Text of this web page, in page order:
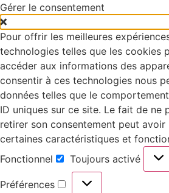
Gérer le consentement
Pour offrir les meilleures
technologies telles que les cookies
accéder aux informations des
consentir à ces technologies nous
données telles que le
ID uniques sur ce site. Le fait de ne
retirer son consentement peut
certaines caractéristiques et
Fonctionnel
Toujours activé
Préférences